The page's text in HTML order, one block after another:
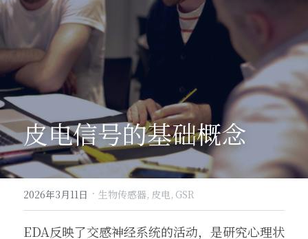
B站视频
关于我们
搜索
皮电信号的基础概念
2026年3月11日 · 生物传感器, 皮电, GSR
EDA反映了交感神经系统的活动，是研究心理状